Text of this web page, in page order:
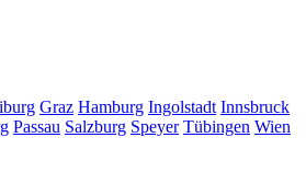
Graz Hamburg Ingolstadt Innsbruck
Passau Salzburg Speyer Tübingen Wien